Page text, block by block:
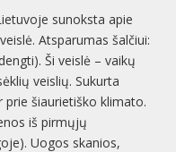
sunoksta apie
Atsparumas šalčiui:
Ši veislė – vaikų
veislių. Sukurta
prie šiaurietiško klimato.
iš pirmųjų
Uogos skanios,